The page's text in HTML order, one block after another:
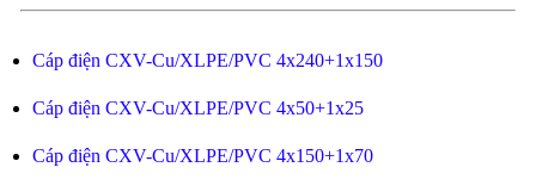
Cáp điện CXV-Cu/XLPE/PVC 4x240+1x150
Cáp điện CXV-Cu/XLPE/PVC 4x50+1x25
Cáp điện CXV-Cu/XLPE/PVC 4x150+1x70